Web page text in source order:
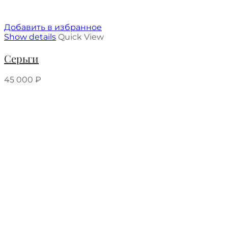
Добавить в избранное
Show details Quick View
Серьги
45 000 ₽